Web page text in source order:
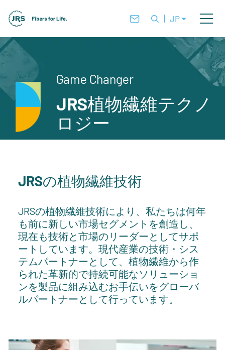
JP
Game Changer
JRS植物繊維テクノ
ロジー
JRSの植物繊維技術
JRSの植物繊維技術により、私たちは何年
も前に新しい市場セグメントを創造し、
現在も技術と市場のリーダーとしてサポ
ートしています。現代産業の技術・シス
テムパートナーとして、植物繊維から作
られた革新的で持続可能なソリューショ
ンを製品に組み込むお手伝いをグローバ
ルパートナーとして行っています。